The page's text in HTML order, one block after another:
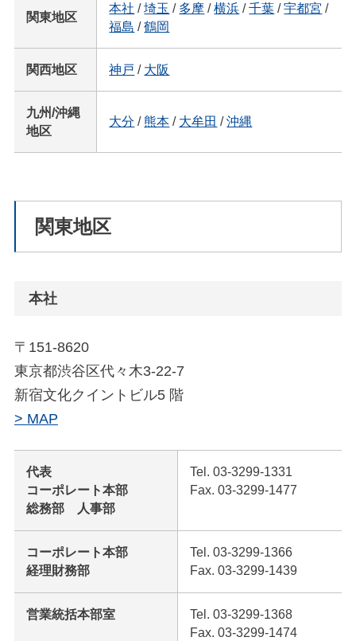
関東地区
本社 /埼玉 / 多摩 /横浜 /千葉 /宇都宮 /
福島 /鶴岡
関西地区 神戸 / 大阪
九州/沖縄
地区
大分 /熊本 / 大牟田 /沖縄
関東地区
本社
〒151-8620
東京都渋谷区代々木3-22-7
新宿文化クイントビル5 階
> MAP
代表
コーポレート本部
総務部 人事部
Tel. 03-3299-1331
Fax. 03-3299-1477
コーポレート本部
経理財務部
Tel. 03-3299-1366
Fax. 03-3299-1439
営業統括本部室
Tel. 03-3299-1368
Fax. 03-3299-1474